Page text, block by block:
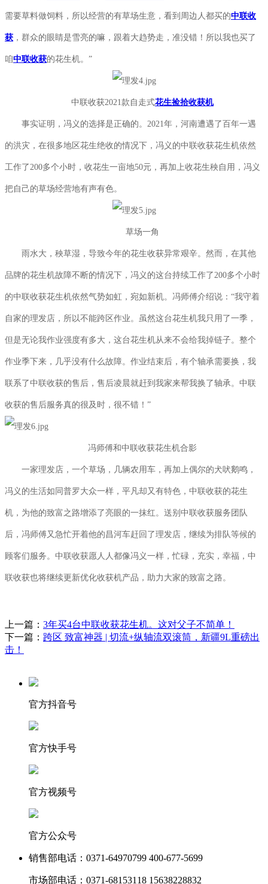
需要草料做饲料，所以经营的有草场生意，看到周边人都买的中联收
获 ，群众的眼睛是雪亮的嘛，跟着大趋势走，准没错！所以我也买了
咱中联收获的花生机。”
中联收获2021款自走式花生捡拾收获机
事实证明，冯义的选择是正确的。2021年，河南遭遇了百年一遇
的洪灾，在很多地区花生绝收的情况下，冯义的中联收获花生机依然
工作了200多个小时，收花生一亩地50元，再加上收花生秧自用，冯义
把自己的草场经营地有声有色。
草场一角
雨水大，秧草湿，导致今年的花生收获异常艰辛。然而，在其他
品牌的花生机故障不断的情况下，冯义的这台持续工作了200多个小时
的中联收获花生机依然气势如虹，宛如新机。冯师傅介绍说：“我守着
自家的理发店，所以不能跨区作业。虽然这台花生机我只用了一季，
但是无论我作业强度有多大，这台花生机从来不会给我掉链子。整个
作业季下来，几乎没有什么故障。作业结束后，有个轴承需要换，我
联系了中联收获的售后，售后凌晨就赶到我家来帮我换了轴承。中联
收获的售后服务真的很及时，很不错！”
冯师傅和中联收获花生机合影
一家理发店，一个草场，几辆农用车，再加上偶尔的犬吠鹅鸣，
冯义的生活如同普罗大众一样，平凡却又有特色，中联收获的花生
机，为他的致富之路增添了亮眼的一抹红。送别中联收获服务团队
后，冯师傅又急忙开着他的昌河车赶回了理发店，继续为排队等候的
顾客们服务。中联收获愿人人都像冯义一样，忙碌，充实，幸福，中
联收获也将继续更新优化收获机产品，助力大家的致富之路。
上一篇： 3年买4台中联收获花生机。这对父子不简单！
下一篇： 跨区 致富神器 | 切流+纵轴流双滚筒，新疆9L重磅出
击！
官方抖音号
官方快手号
官方视频号
官方公众号
销售部电话： 0371-64970799 400-677-5699
市场部电话： 0371-68153118 15638228832